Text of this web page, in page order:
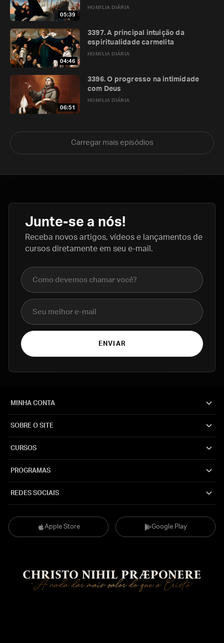
05:39
HOMILIA DIÁRIA
04:46
HOMILIA DIÁRIA
3397. A principal intuição da
espiritualidade carmelita
06:51
HOMILIA DIÁRIA
3396. O progresso na intimidade
com Deus
Carregar mais episódios
Junte-se a nós!
Receba novos artigos, vídeos e lançamentos de
cursos diretamente em seu e-mail.
Nome completo
E-mail
ENVIAR
Apple Store Google Play
MINHA CONTA
SOBRE O SITE
CURSOS
PROGRAMAS
REDES SOCIAIS